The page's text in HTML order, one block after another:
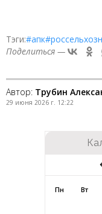
Тэги:#апк
Поделиться —
Автор: Трубин
29 июня 2026 г. 12:22
Пн Вт